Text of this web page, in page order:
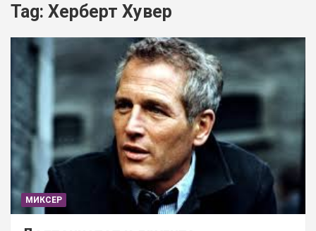
Tag: Херберт Хувер
МИКСЕР